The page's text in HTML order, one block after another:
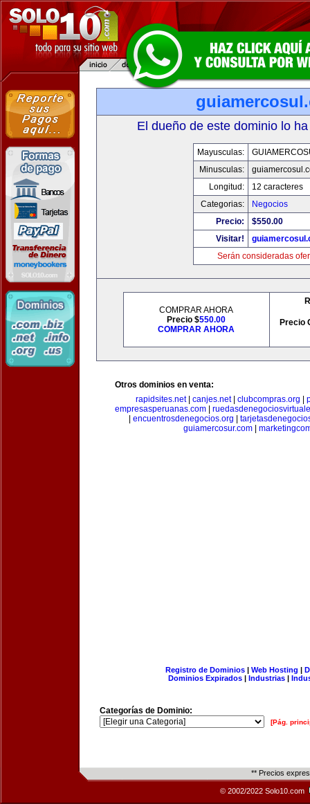
El dueño de este dominio lo
Mayusculas:
Minusculas:
Longitud:
12 caracteres
Categorias:
Negocios
Precio:
$550.00
Visitar!
Serán consideradas
COMPRAR AHORA
Precio $550.00
COMPRAR AHORA
Precio
Otros dominios en venta:
rapidsites.net| canjes.net| clubcompras.org
empresasperuanas.com
encuentrosdenegocios.org
guiamercosur.com
Registro de Dominios| Web Hosting |
Dominios Expirados | Industrias |
Categorías de Dominio:
[Pág.
** Precios
© 2002/2022 Solo10.com